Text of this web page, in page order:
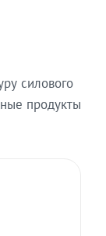
силового
продукты